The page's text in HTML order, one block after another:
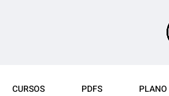
CURSOS PDFS